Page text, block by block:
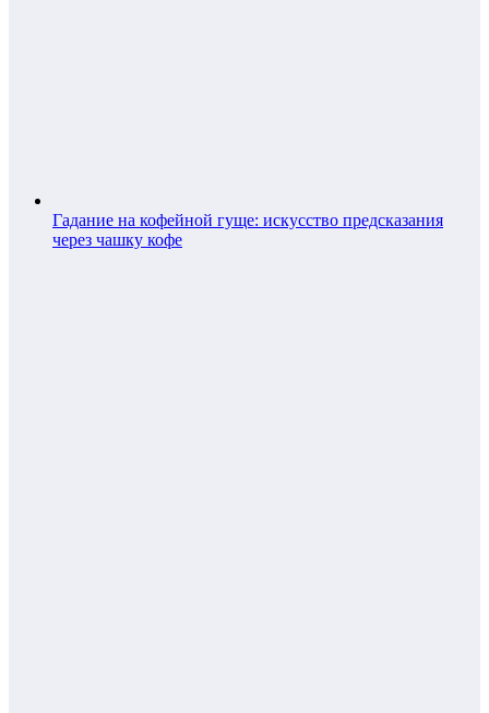
Гадание на кофейной гуще: искусство предсказания
через чашку кофе